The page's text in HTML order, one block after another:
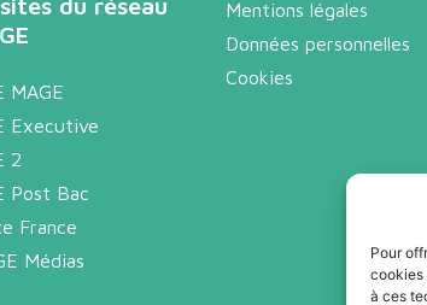
Pour
cookies
à ces
MAGE
Executive
2
Post Bac
France
Médias
Mentions légales
Données personnelles
Cookies